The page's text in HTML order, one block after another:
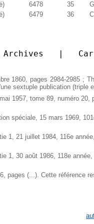
6478 35
6479 36
Archives   |
1860, pages 2984-2985 ;
sextuple publication (triple
1957, tome 89, numéro 20,
spéciale, 15 mars 1969,
1, 21 juillet 1984, 116e
1, 30 août 1986, 118e
pages (...). Cette référence